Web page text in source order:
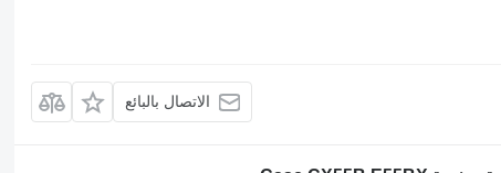
الاتصال بالبائع